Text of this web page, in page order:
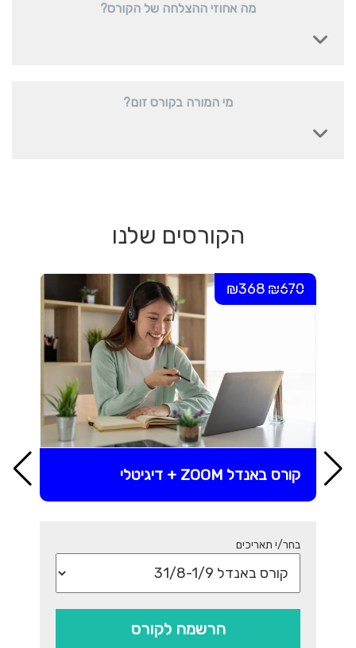
מה אחוזי ההצלחה של הקורס?
מי המורה בקורס זום?
הקורסים שלנו
₪670
₪368
קורס באנדל ZOOM + דיגיטלי
בחר/י תאריכים
הרשמה לקורס